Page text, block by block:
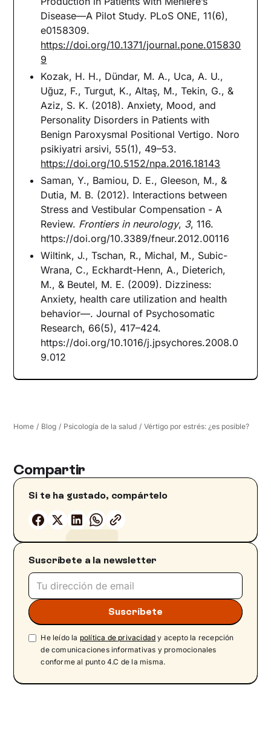
Disease—A Pilot Study. PLoS ONE, 11(6),
e0158309.
https://doi.org/10.1371/journal.pone.015830
9
Kozak, H. H., Dündar, M. A., Uca, A. U.,
Uğuz, F., Turgut, K., Altaş, M., Tekin, G., &
Aziz, S. K. (2018). Anxiety, Mood, and
Personality Disorders in Patients with
Benign Paroxysmal Positional Vertigo. Noro
psikiyatri arsivi, 55(1), 49–53.
https://doi.org/10.5152/npa.2016.18143
Saman, Y., Bamiou, D. E., Gleeson, M., &
Dutia, M. B. (2012). Interactions between
Stress and Vestibular Compensation - A
Review. Frontiers in neurology, 3, 116.
https://doi.org/10.3389/fneur.2012.00116
Wiltink, J., Tschan, R., Michal, M., Subic-
Wrana, C., Eckhardt-Henn, A., Dieterich,
M., & Beutel, M. E. (2009). Dizziness:
Anxiety, health care utilization and health
behavior—. Journal of Psychosomatic
Research, 66(5), 417–424.
https://doi.org/10.1016/j.jpsychores.2008.0
9.012
Home / Blog / Psicología de la salud / Vértigo por estrés: ¿es posible?
Compartir
Si te ha gustado, compártelo
Suscríbete a la newsletter
He leído la política de privacidad y acepto la recepción
de comunicaciones informativas y promocionales
conforme al punto 4.C de la misma.